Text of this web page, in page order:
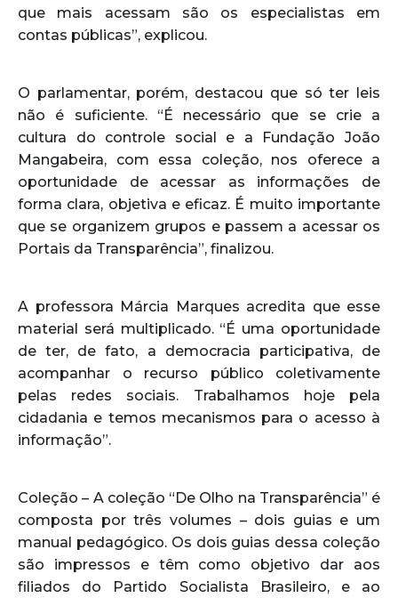
que mais acessam são os especialistas em
contas públicas”, explicou.
O parlamentar, porém, destacou que só ter leis
não é suficiente. “É necessário que se crie a
cultura do controle social e a Fundação João
Mangabeira, com essa coleção, nos oferece a
oportunidade de acessar as informações de
forma clara, objetiva e eficaz. É muito importante
que se organizem grupos e passem a acessar os
Portais da Transparência”, finalizou.
A professora Márcia Marques acredita que esse
material será multiplicado. “É uma oportunidade
de ter, de fato, a democracia participativa, de
acompanhar o recurso público coletivamente
pelas redes sociais. Trabalhamos hoje pela
cidadania e temos mecanismos para o acesso à
informação”.
Coleção – A coleção “De Olho na Transparência” é
composta por três volumes – dois guias e um
manual pedagógico. Os dois guias dessa coleção
são impressos e têm como objetivo dar aos
filiados do Partido Socialista Brasileiro, e ao